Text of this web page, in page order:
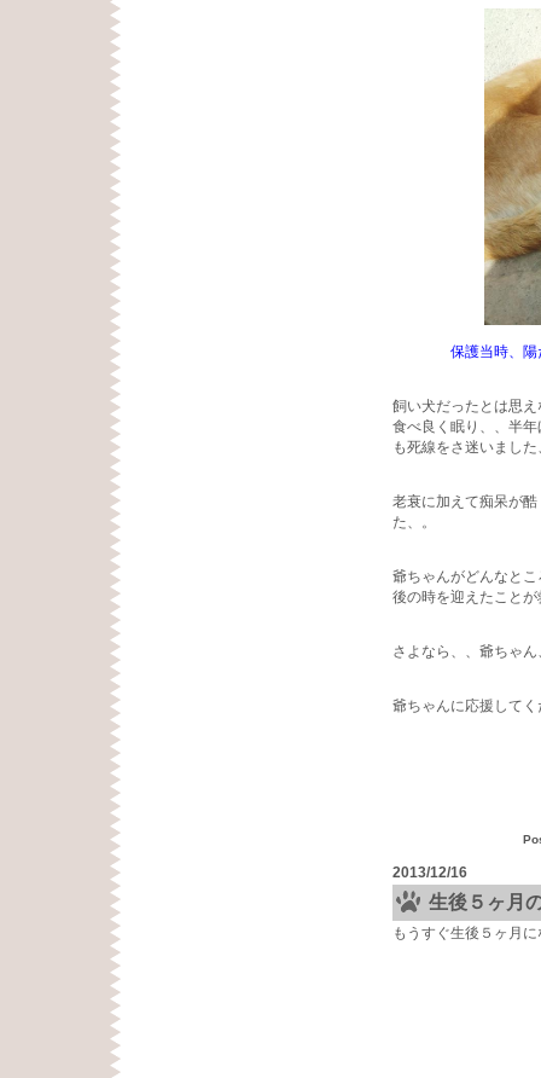
保護当時、
飼い犬だったとは思
食べ良く眠り、、半
も死線をさ迷いました
老衰に加えて痴呆が
た、。
爺ちゃんがどんなと
後の時を迎えたこと
さよなら、、爺ちゃ
爺ちゃんに応援して
2013/12/16
生後５ヶ月
もうすぐ生後５ヶ月